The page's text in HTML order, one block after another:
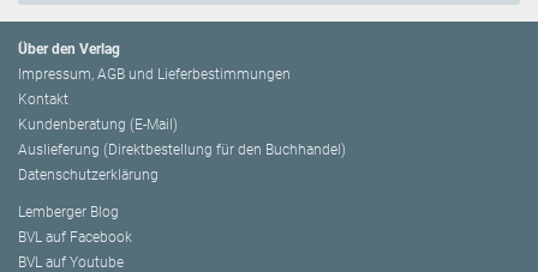
Über den Verlag
Impressum, AGB und Lieferbestimmungen
Kontakt
Kundenberatung (E-Mail)
Auslieferung (Direktbestellung für den Buchhandel)
Datenschutzerklärung
Lemberger Blog
BVL auf Facebook
BVL auf Youtube